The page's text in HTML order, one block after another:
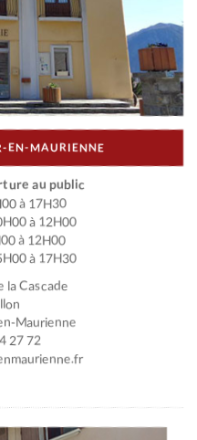
EN-MAURIENNE
au public
à 17H30
à 12H00
à 12H00
à 17H30
la Cascade
Maurienne
27 72